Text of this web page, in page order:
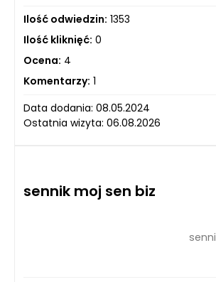
Ilość odwiedzin: 1353
Ilość kliknięć: 0
Ocena: 4
Komentarzy: 1
Data dodania: 08.05.2024
Ostatnia wizyta: 06.08.2026
sennik moj sen biz